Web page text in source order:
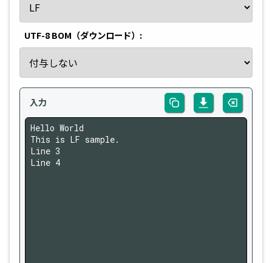
UTF-8 BOM（ダウンロード）:
入力